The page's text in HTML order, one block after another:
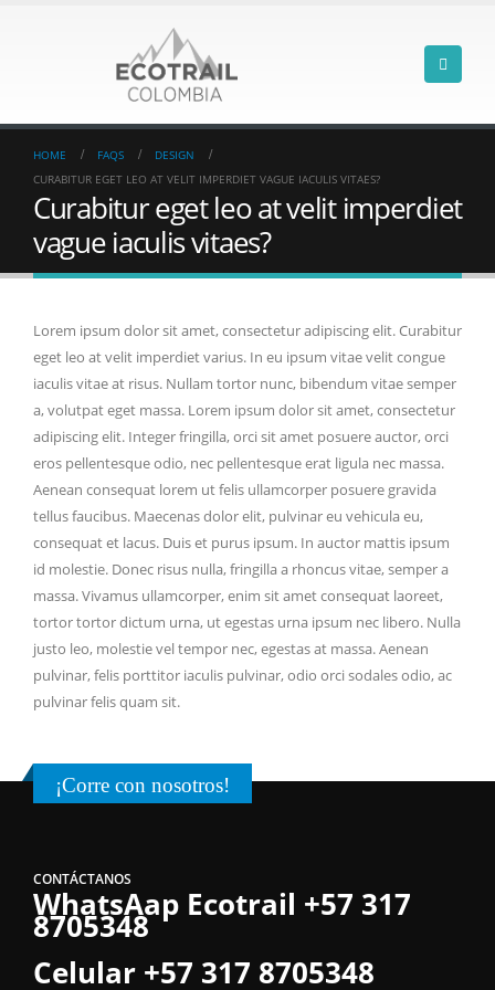
HOME FAQS
DESIGN
CURABITUR EGET LEO AT VELIT IMPERDIET VAGUE IACULIS VITAES?
Curabitur eget leo at velit imperdiet
vague iaculis vitaes?
Lorem ipsum dolor sit amet, consectetur adipiscing elit. Curabitur
eget leo at velit imperdiet varius. In eu ipsum vitae velit congue
iaculis vitae at risus. Nullam tortor nunc, bibendum vitae semper
a, volutpat eget massa. Lorem ipsum dolor sit amet, consectetur
adipiscing elit. Integer fringilla, orci sit amet posuere auctor, orci
eros pellentesque odio, nec pellentesque erat ligula nec massa.
Aenean consequat lorem ut felis ullamcorper posuere gravida
tellus faucibus. Maecenas dolor elit, pulvinar eu vehicula eu,
consequat et lacus. Duis et purus ipsum. In auctor mattis ipsum
id molestie. Donec risus nulla, fringilla a rhoncus vitae, semper a
massa. Vivamus ullamcorper, enim sit amet consequat laoreet,
tortor tortor dictum urna, ut egestas urna ipsum nec libero. Nulla
justo leo, molestie vel tempor nec, egestas at massa. Aenean
pulvinar, felis porttitor iaculis pulvinar, odio orci sodales odio, ac
pulvinar felis quam sit.
¡Corre con nosotros!
CONTÁCTANOS
WhatsAap Ecotrail +57 317
8705348
Celular +57 317 8705348